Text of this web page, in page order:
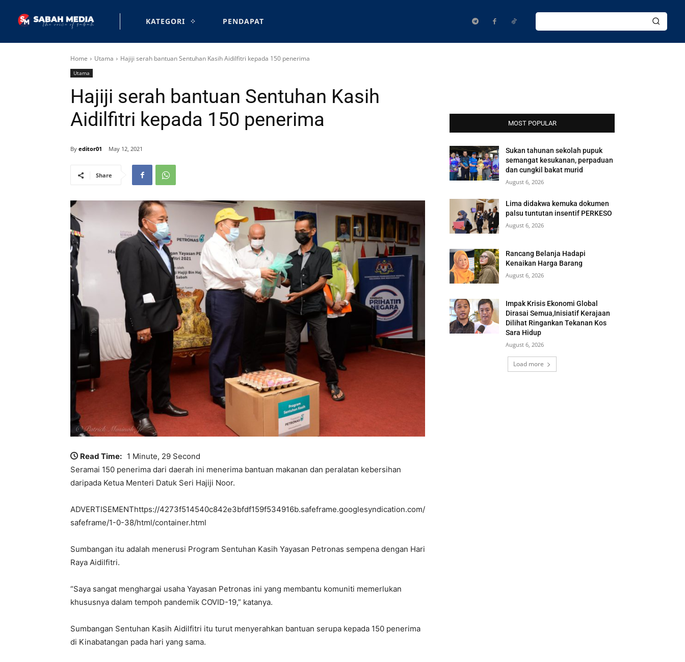
KATEGORI PENDAPAT
Home Utama Hajiji serah bantuan Sentuhan Kasih Aidilfitri kepada 150 penerima
Utama
Hajiji serah bantuan Sentuhan Kasih
Aidilfitri kepada 150 penerima
By editor01 May 12, 2021
Share
Read Time: 1 Minute, 29 Second
Seramai 150 penerima dari daerah ini menerima bantuan makanan dan peralatan kebersihan
daripada Ketua Menteri Datuk Seri Hajiji Noor.
ADVERTISEMENThttps://4273f514540c842e3bfdf159f534916b.safeframe.googlesyndication.com/
safeframe/1-0-38/html/container.html
Sumbangan itu adalah menerusi Program Sentuhan Kasih Yayasan Petronas sempena dengan Hari
Raya Aidilfitri.
“Saya sangat menghargai usaha Yayasan Petronas ini yang membantu komuniti memerlukan
khususnya dalam tempoh pandemik COVID-19,” katanya.
Sumbangan Sentuhan Kasih Aidilfitri itu turut menyerahkan bantuan serupa kepada 150 penerima
di Kinabatangan pada hari yang sama.
MOST POPULAR
Sukan tahunan sekolah pupuk
semangat kesukanan, perpaduan
dan cungkil bakat murid
August 6, 2026
Lima didakwa kemuka dokumen
palsu tuntutan insentif PERKESO
August 6, 2026
Rancang Belanja Hadapi
Kenaikan Harga Barang
August 6, 2026
Impak Krisis Ekonomi Global
Dirasai Semua,Inisiatif Kerajaan
Dilihat Ringankan Tekanan Kos
Sara Hidup
August 6, 2026
Load more